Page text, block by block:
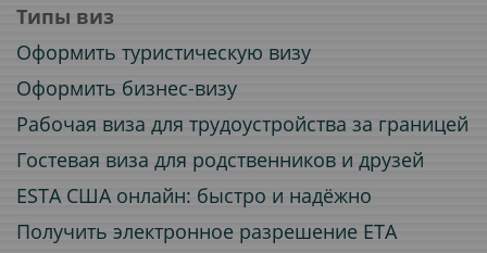
Типы виз
Оформить туристическую визу
Оформить бизнес-визу
Рабочая виза для трудоустройства за границей
Гостевая виза для родственников и друзей
ESTA США онлайн: быстро и надёжно
Получить электронное разрешение ETA